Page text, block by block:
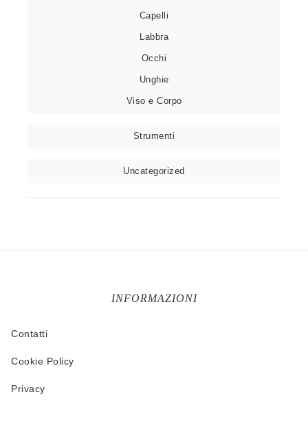
Capelli
Labbra
Occhi
Unghie
Viso e Corpo
Strumenti
Uncategorized
INFORMAZIONI
Contatti
Cookie Policy
Privacy